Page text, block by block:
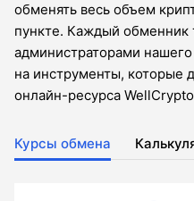
обменять весь объем
пункте. Каждый обменник
администраторами
на инструменты, которые
онлайн-ресурса
Курсы обмена